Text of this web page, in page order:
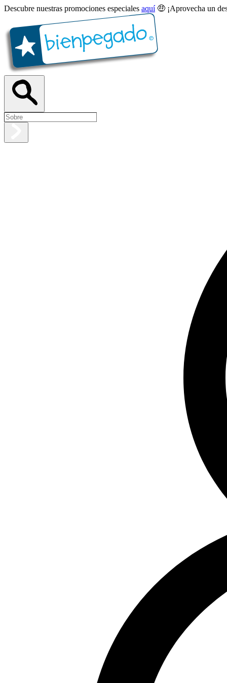
Descubre nuestras promociones especiales aquí🤑 ¡Aprovecha un